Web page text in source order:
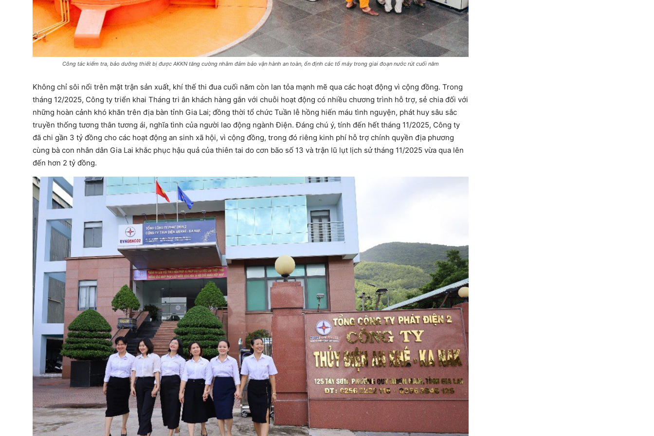
Công tác kiểm tra, bảo dưỡng thiết bị được AKKN tăng cường nhằm đảm bảo vận hành an toàn, ổn định các tổ máy trong giai đoạn nước rút cuối năm
Không chỉ sôi nổi trên mặt trận sản xuất, khí thế thi đua cuối năm còn lan tỏa mạnh mẽ qua các hoạt động vì cộng đồng. Trong
tháng 12/2025, Công ty triển khai Tháng tri ân khách hàng gắn với chuỗi hoạt động có nhiều chương trình hỗ trợ, sẻ chia đối với
những hoàn cảnh khó khăn trên địa bàn tỉnh Gia Lai; đồng thời tổ chức Tuần lễ hồng hiến máu tình nguyện, phát huy sâu sắc
truyền thống tương thân tương ái, nghĩa tình của người lao động ngành Điện. Đáng chú ý, tính đến hết tháng 11/2025, Công ty
đã chi gần 3 tỷ đồng cho các hoạt động an sinh xã hội, vì cộng đồng, trong đó riêng kinh phí hỗ trợ chính quyền địa phương
cùng bà con nhân dân Gia Lai khắc phục hậu quả của thiên tai do cơn bão số 13 và trận lũ lụt lịch sử tháng 11/2025 vừa qua lên
đến hơn 2 tỷ đồng.